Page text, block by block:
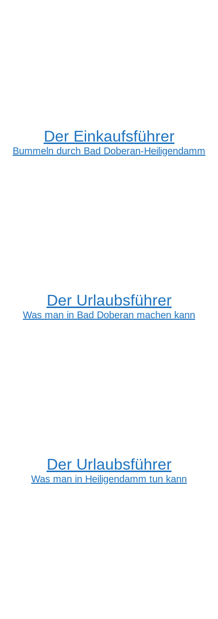
Der Einkaufsführer
Bummeln durch Bad Doberan-Heiligendamm
Der Urlaubsführer
Was man in Bad Doberan machen kann
Der Urlaubsführer
Was man in Heiligendamm tun kann